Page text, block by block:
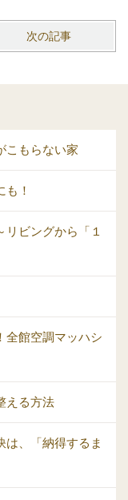
次の記事
こもらない家
！
ビングから「１
全館空調マッハシ
える方法
は、「納得するま